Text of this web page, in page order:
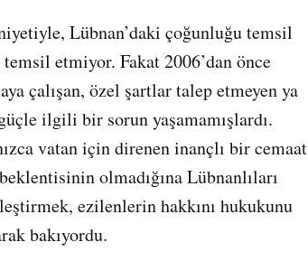
Lübnan’daki çoğunluğu temsil
etmiyor. Fakat 2006’dan önce
çalışan, özel şartlar talep etmeyen ya
ilgili bir sorun yaşamamışlardı.
vatan için direnen inançlı bir cemaat
olmadığına Lübnanlıları
ezilenlerin hakkını hukukunu
bakıyordu.